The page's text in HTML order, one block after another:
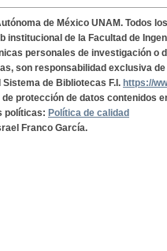
de México UNAM. Todos
institucional de la Facultad de
personales de investigación o
son responsabilidad exclusiva
de Bibliotecas F.I. https://
protección de datos contenidos
políticas: Política de calidad
Franco García.